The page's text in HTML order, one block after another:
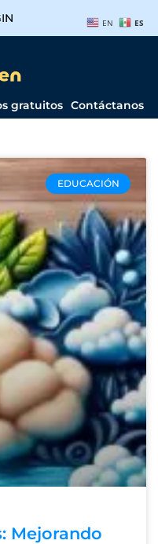
gratuitos Contáctanos
EDUCACIÓN
Mejorando
EN ES